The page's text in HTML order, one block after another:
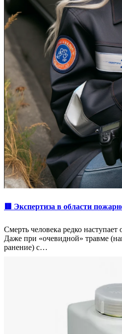
🟥 Экспертиза в области
Смерть человека редко
Даже при «очевидной» травме
ранение) с…